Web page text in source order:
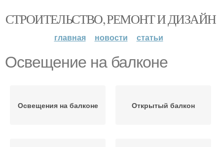
СТРОИТЕЛЬСТВО, РЕМОНТ И ДИЗАЙН
главная новости статьи
Освещение на балконе
Освещения на балконе Открытый балкон